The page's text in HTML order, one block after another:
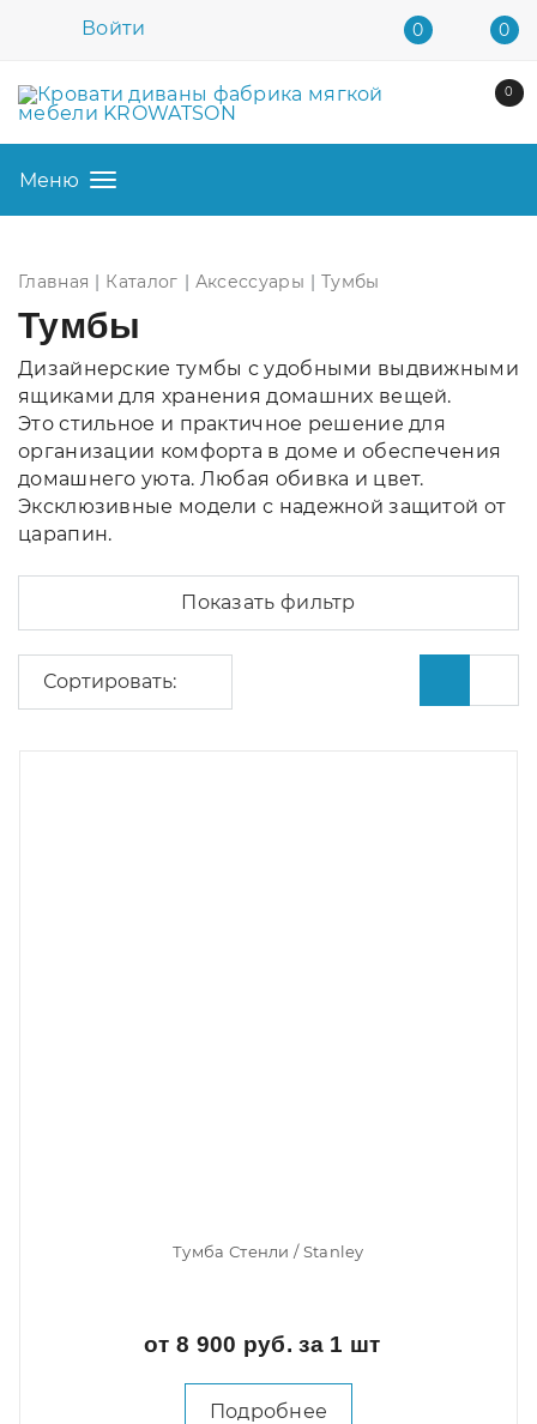
Войти 0 0
0
Меню
Главная Каталог Аксессуары Тумбы
Тумбы
Дизайнерские тумбы с удобными выдвижными
ящиками для хранения домашних вещей.
Это стильное и практичное решение для
организации комфорта в доме и обеспечения
домашнего уюта. Любая обивка и цвет.
Эксклюзивные модели с надежной защитой от
царапин.
Показать фильтр
Сортировать:
Тумба Стенли / Stanley
от 8 900 руб. за 1 шт
Подробнее